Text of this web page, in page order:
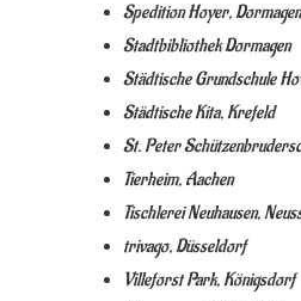
Spedition Hoyer, Dormagen
Stadtbibliothek Dormagen
Städtische Grundschule
Städtische Kita, Krefeld
St. Peter
Tierheim, Aachen
Tischlerei Neuhausen,
trivago, Düsseldorf
Villeforst Park, Königsdorf